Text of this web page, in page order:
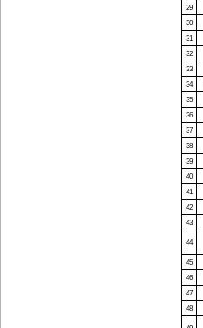
29
30
31
32
33
34
35
36
37
38
39
40
41
42
43
44
45
46
47
48